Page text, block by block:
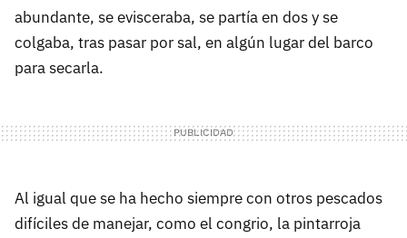
abundante, se evisceraba, se partía en dos y se
colgaba, tras pasar por sal, en algún lugar del barco
para secarla.
Al igual que se ha hecho siempre con otros pescados
difíciles de manejar, como el congrio, la pintarroja